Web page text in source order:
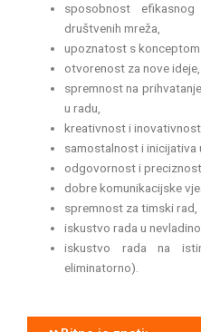
sposobnost
društvenih mreža,
upoznatost s
otvorenost za nove ideje,
spremnost na
u radu,
kreativnost i
samostalnost i inicijativa
odgovornost i
dobre komunikacijske
spremnost za timski rad,
iskustvo rada u
iskustvo rada na
eliminatorno).